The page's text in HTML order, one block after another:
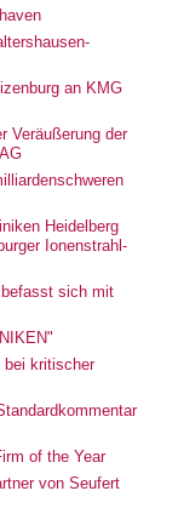
an KMG
Veräußerung der
Heidelberg
Ionenstrahl-
sich mit
bei kritischer
of the Year
von Seufert